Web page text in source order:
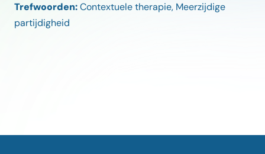
Trefwoorden:Contextuele therapie, Meerzijdige
partijdigheid